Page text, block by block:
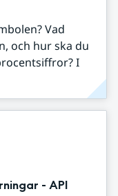
Vad
och hur ska du
I
- API